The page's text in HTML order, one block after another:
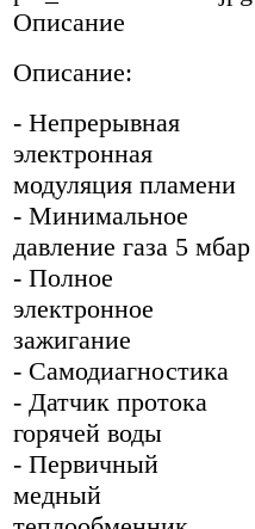
Описание
Описание:
- Непрерывная
электронная
модуляция пламени
- Минимальное
давление газа 5 мбар
- Полное
электронное
зажигание
- Самодиагностика
- Датчик протока
горячей воды
- Первичный
медный